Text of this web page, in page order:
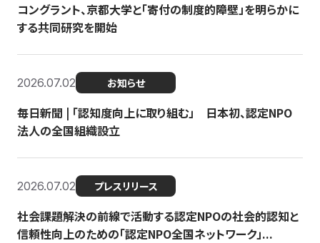
コングラント、京都大学と「寄付の制度的障壁」を明らかに
する共同研究を開始
2026.07.02 お知らせ
毎日新聞 | 「認知度向上に取り組む」 日本初、認定NPO
法人の全国組織設立
2026.07.02 プレスリリース
社会課題解決の前線で活動する認定NPOの社会的認知と
信頼性向上のための「認定NPO全国ネットワーク」...